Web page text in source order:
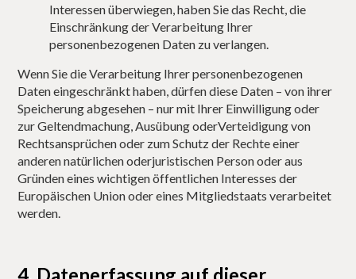
Interessen überwiegen, haben Sie das Recht, die
Einschränkung der Verarbeitung Ihrer
personenbezogenen Daten zu verlangen.
Wenn Sie die Verarbeitung Ihrer personenbezogenen
Daten eingeschränkt haben, dürfen diese Daten – von ihrer
Speicherung abgesehen – nur mit Ihrer Einwilligung oder
zur Geltendmachung, Ausübung oderVerteidigung von
Rechtsansprüchen oder zum Schutz der Rechte einer
anderen natürlichen oderjuristischen Person oder aus
Gründen eines wichtigen öffentlichen Interesses der
Europäischen Union oder eines Mitgliedstaats verarbeitet
werden.